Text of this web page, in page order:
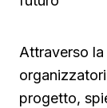
Attraverso
progetto,